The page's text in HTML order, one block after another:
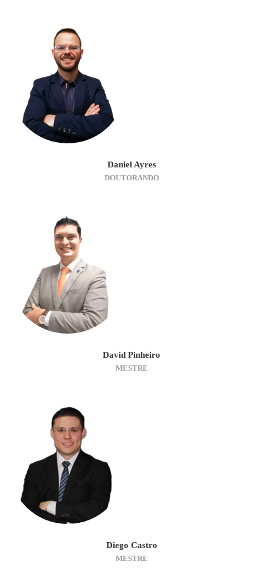
Daniel Ayres
DOUTORANDO
David Pinheiro
MESTRE
Diego Castro
MESTRE